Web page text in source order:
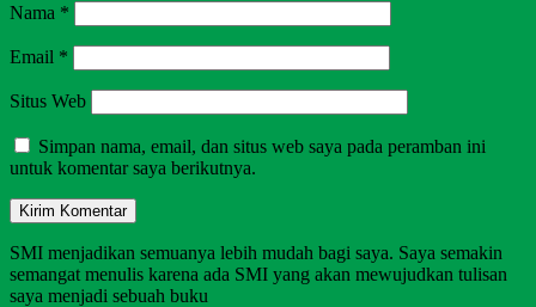
Nama *
Email *
Situs Web
Simpan nama, email, dan situs web saya pada peramban ini
untuk komentar saya berikutnya.
SMI menjadikan semuanya lebih mudah bagi saya. Saya semakin
semangat menulis karena ada SMI yang akan mewujudkan tulisan
saya menjadi sebuah buku